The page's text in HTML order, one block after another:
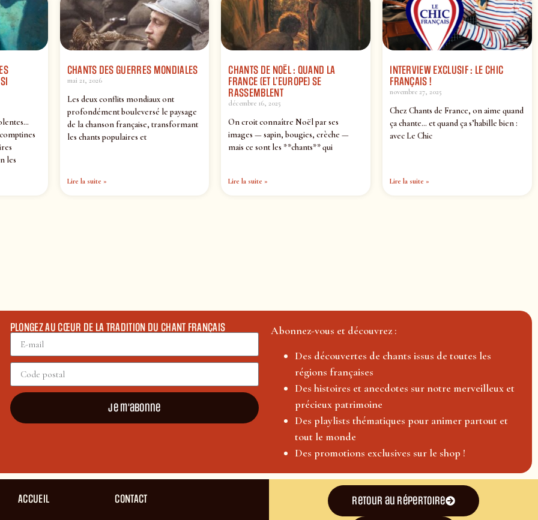
les
CHANTS DES GUERRES MONDIALES
mai 21, 2026
Les deux conflits mondiaux ont
profondément bouleversé le paysage
de la chanson française, transformant
les chants populaires et
Lire la suite »
CHANTS DE NOËL : QUAND LA
FRANCE (ET L’EUROPE) SE
RASSEMBLENT
décembre 16, 2025
On croit connaître Noël par ses
images — sapin, bougies, crèche —
mais ce sont les **chants** qui
Lire la suite »
INTERVIEW EXCLUSIF : LE CHIC
FRANÇAIS !
novembre 27, 2025
Chez Chants de France, on aime quand
ça chante… et quand ça s’habille bien :
avec Le Chic
Lire la suite »
PLONGEZ AU CŒUR DE LA TRADITION DU CHANT FRANÇAIS
Je m'abonne
Abonnez-vous et découvrez :
Des découvertes de chants issus de toutes les
régions françaises
Des histoires et anecdotes sur notre merveilleux et
précieux patrimoine
Des playlists thématiques pour animer partout et
tout le monde
Des promotions exclusives sur le shop !
ACCUEIL CONTACT Retour au répertoire